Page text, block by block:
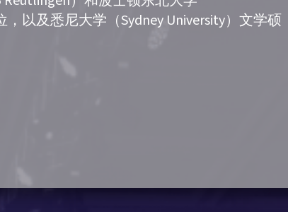
，以及悉尼大学（Sydney University）文学硕